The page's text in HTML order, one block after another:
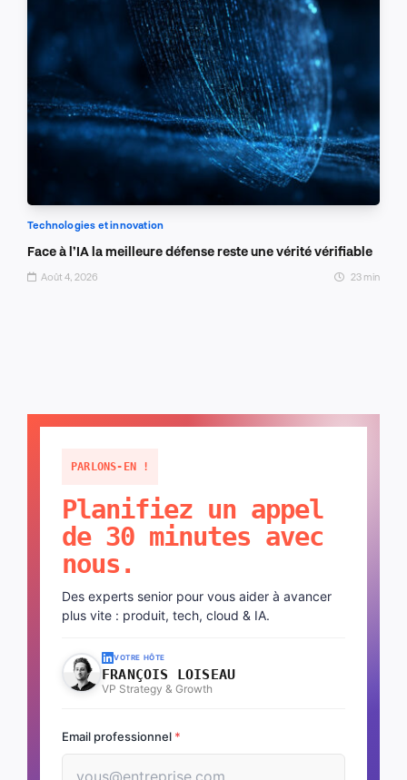
Technologies et innovation
Face à l’IA la meilleure défense reste une vérité vérifiable
Août 4, 2026 23 min
PARLONS-EN !
Planifiez un appel
de 30 minutes avec
nous.
Des experts senior pour vous aider à avancer
plus vite : produit, tech, cloud & IA.
VOTRE HÔTE
FRANÇOIS LOISEAU
VP Strategy & Growth
Email professionnel *